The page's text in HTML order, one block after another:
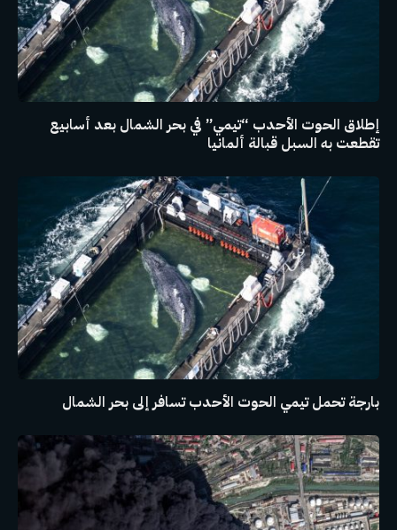
إطلاق الحوت الأحدب “تيمي” في بحر الشمال بعد أسابيع
تقطعت به السبل قبالة ألمانيا
بارجة تحمل تيمي الحوت الأحدب تسافر إلى بحر الشمال